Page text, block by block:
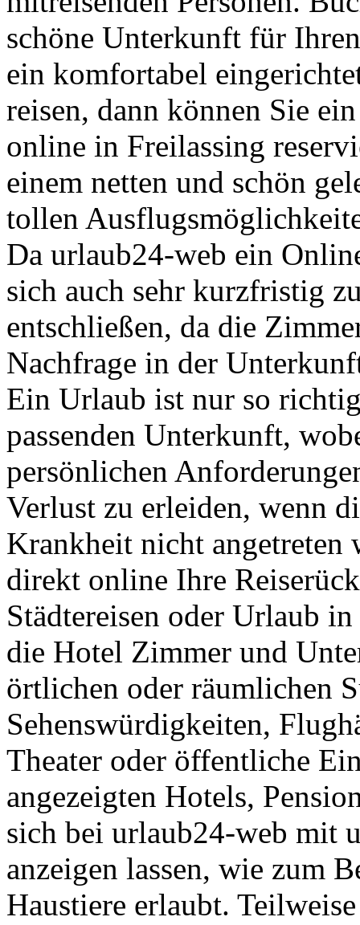
schöne Unterkunft für
ein komfortabel
reisen, dann können Sie
online in Freilassing
einem netten und schön
tollen
Da urlaub24-web ein
sich auch sehr kurzfristig
entschließen, da die
Nachfrage in der
Ein Urlaub ist nur so
passenden Unterkunft,
persönlichen
Verlust zu erleiden, wenn
Krankheit nicht angetreten
direkt online Ihre
Städtereisen oder Urlaub
die Hotel Zimmer und
örtlichen oder räumlichen
Sehenswürdigkeiten,
Theater oder öffentliche
angezeigten Hotels,
sich bei urlaub24-web mit
anzeigen lassen, wie zum
Haustiere erlaubt.